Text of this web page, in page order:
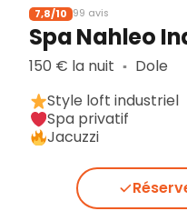
7,8/10 99 avis
Spa Nahleo
150 € la nuit ▪︎ Dole
Style loft industriel
Spa privatif
Jacuzzi